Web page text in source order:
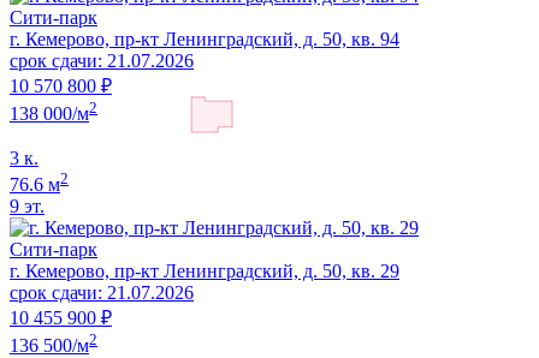
Сити-парк
г. Кемерово, пр-кт Ленинградский, д. 50, кв. 94
срок сдачи: 21.07.2026
10 570 800 ₽
138 000/м2
3 к.
76.6 м2
9 эт.
Сити-парк
г. Кемерово, пр-кт Ленинградский, д. 50, кв. 29
срок сдачи: 21.07.2026
10 455 900 ₽
136 500/м2